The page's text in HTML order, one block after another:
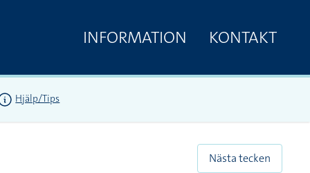
INFORMATION KONTAKT
Hjälp/Tips
Nästa tecken